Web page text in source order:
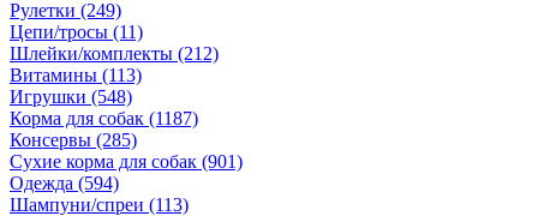
Рулетки (249)
Цепи/тросы (11)
Шлейки/комплекты (212)
Витамины (113)
Игрушки (548)
Корма для собак (1187)
Консервы (285)
Сухие корма для собак (901)
Одежда (594)
Шампуни/спреи (113)